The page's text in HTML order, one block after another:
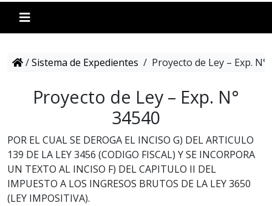
/Sistema de Expedientes / Proyecto de Ley – Exp. N°
Proyecto de Ley – Exp. N°
34540
POR EL CUAL SE DEROGA EL INCISO G) DEL ARTICULO
139 DE LA LEY 3456 (CODIGO FISCAL) Y SE INCORPORA
UN TEXTO AL INCISO F) DEL CAPITULO II DEL
IMPUESTO A LOS INGRESOS BRUTOS DE LA LEY 3650
(LEY IMPOSITIVA).